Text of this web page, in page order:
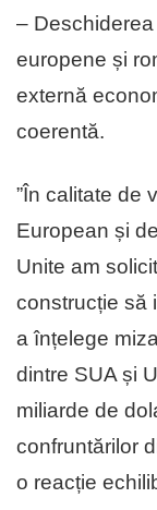
–
europene și
externă
coerentă.
”În calitate de
European și
Unite am
construcție să
a înțelege
dintre SUA și
miliarde de
confruntărilor
o reacție